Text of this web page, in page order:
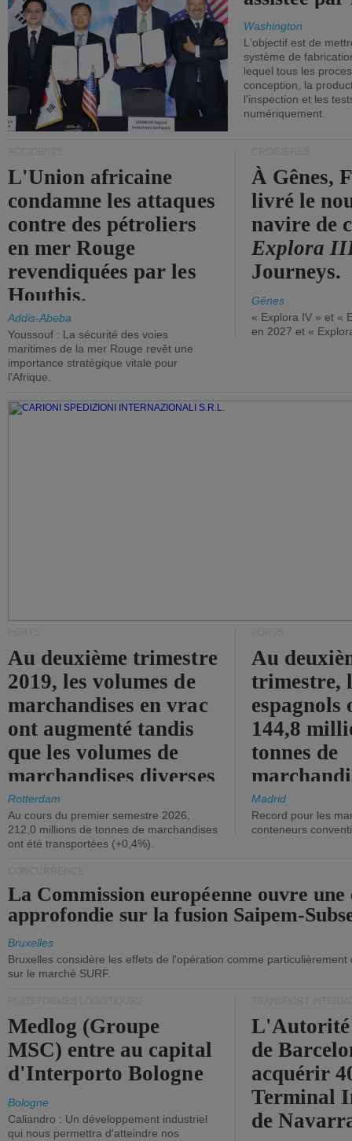
Washington
L'objectif est de
système de
lequel tous les
conception, la
l'inspection et les
numériquement.
L'Union africaine
condamne les attaques
contre des pétroliers
en mer Rouge
revendiquées par les
Houthis.
Addis-Abeba
Youssouf : La sécurité des voies
maritimes de la mer Rouge revêt une
importance stratégique vitale pour
l'Afrique.
À Gênes,
livré le
navire de
Explora
Journeys.
Gênes
« Explora IV » et «
en 2027 et «
Au deuxième trimestre
2019, les volumes de
marchandises en vrac
ont augmenté tandis
que les volumes de
marchandises diverses
ont diminué.
Rotterdam
Au cours du premier semestre 2026,
212,0 millions de tonnes de marchandises
ont été transportées (+0,4%).
Au
trimestre,
144,8
tonnes de
(+2,9%).
Madrid
Record pour les
conteneurs
La Commission européenne ouvre une
approfondie sur la fusion Saipem-
Bruxelles
Bruxelles considère les effets de l'opération comme
sur le marché SURF.
Medlog (Groupe
MSC) entre au capital
d'Interporto Bologne
Bologne
Caliandro : Un développement industriel
qui nous permettra d'atteindre nos
de
acquérir
Terminal
de